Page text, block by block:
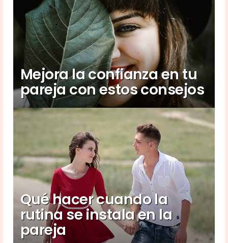
Mejora la confianza en tu
pareja con estos consejos
Qué hacer cuando la
rutina se instala en la
pareja